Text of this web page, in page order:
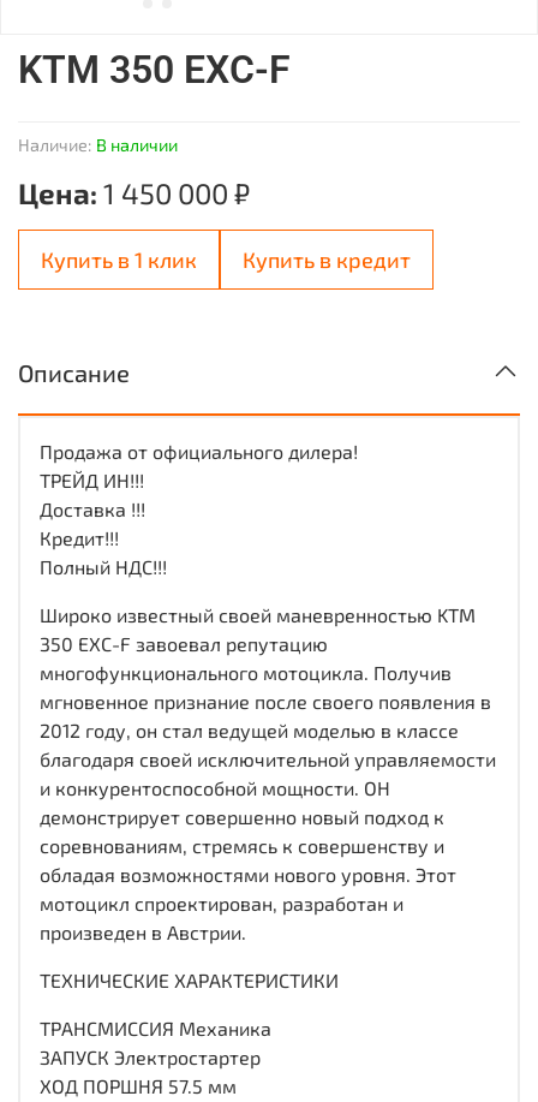
Наличие: В наличии
KTM 350 EXC-F
Цена: 1 450 000 ₽
Купить в 1 клик Купить в кредит
Описание
Продажa oт oфициальнoго дилера!
TPЕЙД ИH!!!
Дocтaвкa !!!
Кредит!!!
Полный НДС!!!
Широко известный своей маневренностью KTM
350 EXC-F завоевал репутацию
многофункционального мотоцикла. Получив
мгновенное признание после своего появления в
2012 году, он стал ведущей моделью в классе
благодаря своей исключительной управляемости
и конкурентоспособной мощности. ОН
демонстрирует совершенно новый подход к
соревнованиям, стремясь к совершенству и
обладая возможностями нового уровня. Этот
мотоцикл спроектирован, разработан и
произведен в Австрии.
ТЕХНИЧЕСКИЕ ХАРАКТЕРИСТИКИ
ТРАНСМИССИЯ Механика
ЗАПУСК Электростартер
ХОД ПОРШНЯ 57.5 мм